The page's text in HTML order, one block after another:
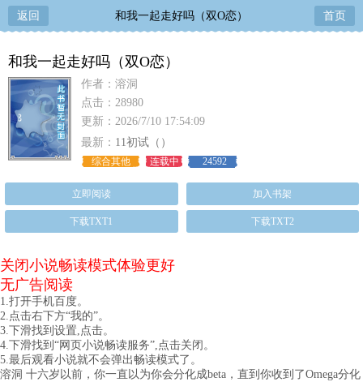
返回 和我一起走好吗（双O恋） 首页
和我一起走好吗（双O恋）
作者：溶洞
点击：28980
更新：2026/7/10 17:54:09
最新： 11初试（）
综合其他 连载中 24592
立即阅读 加入书架
下载TXT1 下载TXT2
关闭小说畅读模式体验更好
无广告阅读
1.打开手机百度。
2.点击右下方“我的”。
3.下滑找到设置,点击。
4.下滑找到“网页小说畅读服务”,点击关闭。
5.最后观看小说就不会弹出畅读模式了。
溶洞 十六岁以前，你一直以为你会分化成beta，直到你收到了Omega分化